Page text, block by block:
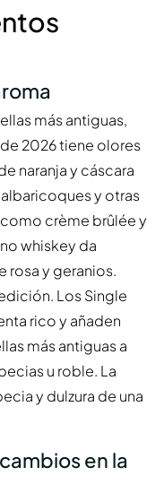
más antiguas,
2026 tiene olores
naranja y cáscara
y otras
crème brûlée y
whiskey da
rosa y geranios.
Los Single
rico y añaden
más antiguas a
u roble. La
y dulzura de una
en la